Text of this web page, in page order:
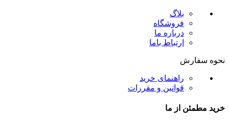
بلاگ
فروشگاه
درباره ما
ارتباط باما
نحوه سفارش
راهنمای خرید
قوانین و مقررات
خرید مطمئن از ما